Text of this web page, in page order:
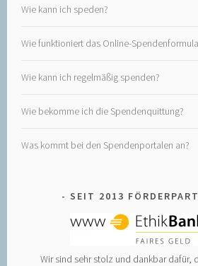
Wie kann ich speden?
Wie funktioniert das Online-
Wie kann ich regelmäßig spenden?
Wie bekomme ich die Spendenquittung?
Was kommt bei den Spendenportalen an?
SEIT 2013
Wir sind sehr stolz und dankbar dafür,